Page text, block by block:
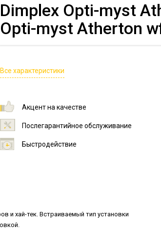
Dimplex Opti-myst
Opti-myst Atherton
Все характеристики
Акцент на качестве
Послегарантийное обслуживание
Быстродействие
и хай-тек. Встраиваемый тип установки